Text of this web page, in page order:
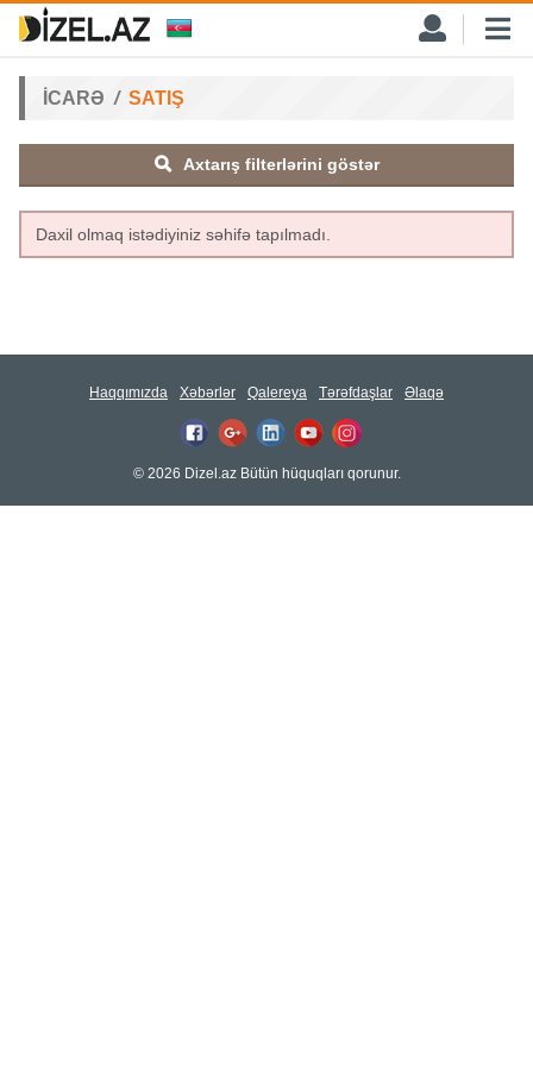
İCARƏ SATIŞ
Axtarış filterlərini göstər
Daxil olmaq istədiyiniz səhifə tapılmadı.
Haqqımızda Xəbərlər Qalereya Tərəfdaşlar Əlaqə
© 2026 Dizel.az Bütün hüquqları qorunur.